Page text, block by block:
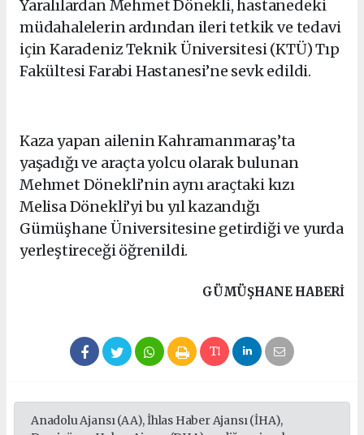
Yaralılardan Mehmet Dönekli, hastanedeki
müdahalelerin ardından ileri tetkik ve tedavi
için Karadeniz Teknik Üniversitesi (KTÜ) Tıp
Fakültesi Farabi Hastanesi’ne sevk edildi.
Kaza yapan ailenin Kahramanmaraş’ta
yaşadığı ve araçta yolcu olarak bulunan
Mehmet Dönekli’nin aynı araçtaki kızı
Melisa Dönekli’yi bu yıl kazandığı
Gümüşhane Üniversitesine getirdiği ve yurda
yerleştireceği öğrenildi.
GÜMÜŞHANE HABERİ
Anadolu Ajansı (AA), İhlas Haber Ajansı (İHA),